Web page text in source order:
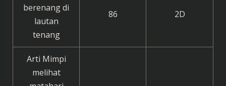
berenang di
lautan
tenang
86 2D
Arti Mimpi
melihat